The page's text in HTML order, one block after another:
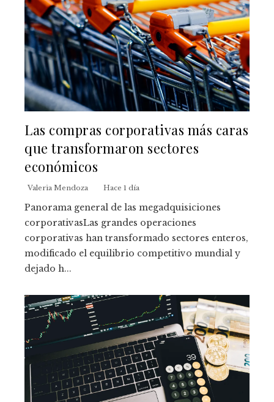
Las compras corporativas más caras
que transformaron sectores
económicos
Valeria Mendoza Hace 1 día
Panorama general de las megadquisiciones
corporativasLas grandes operaciones
corporativas han transformado sectores enteros,
modificado el equilibrio competitivo mundial y
dejado h...